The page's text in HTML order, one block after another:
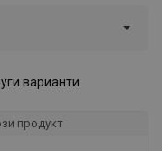
варианти
продукт